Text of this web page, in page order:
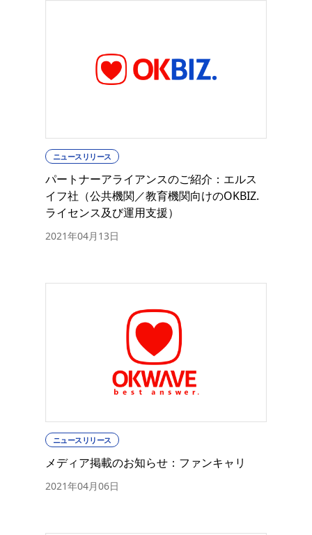
ニュースリリース
パートナーアライアンスのご紹介：エルス
イフ社（公共機関／教育機関向けのOKBIZ.
ライセンス及び運用支援）
2021年04月13日
ニュースリリース
メディア掲載のお知らせ：ファンキャリ
2021年04月06日